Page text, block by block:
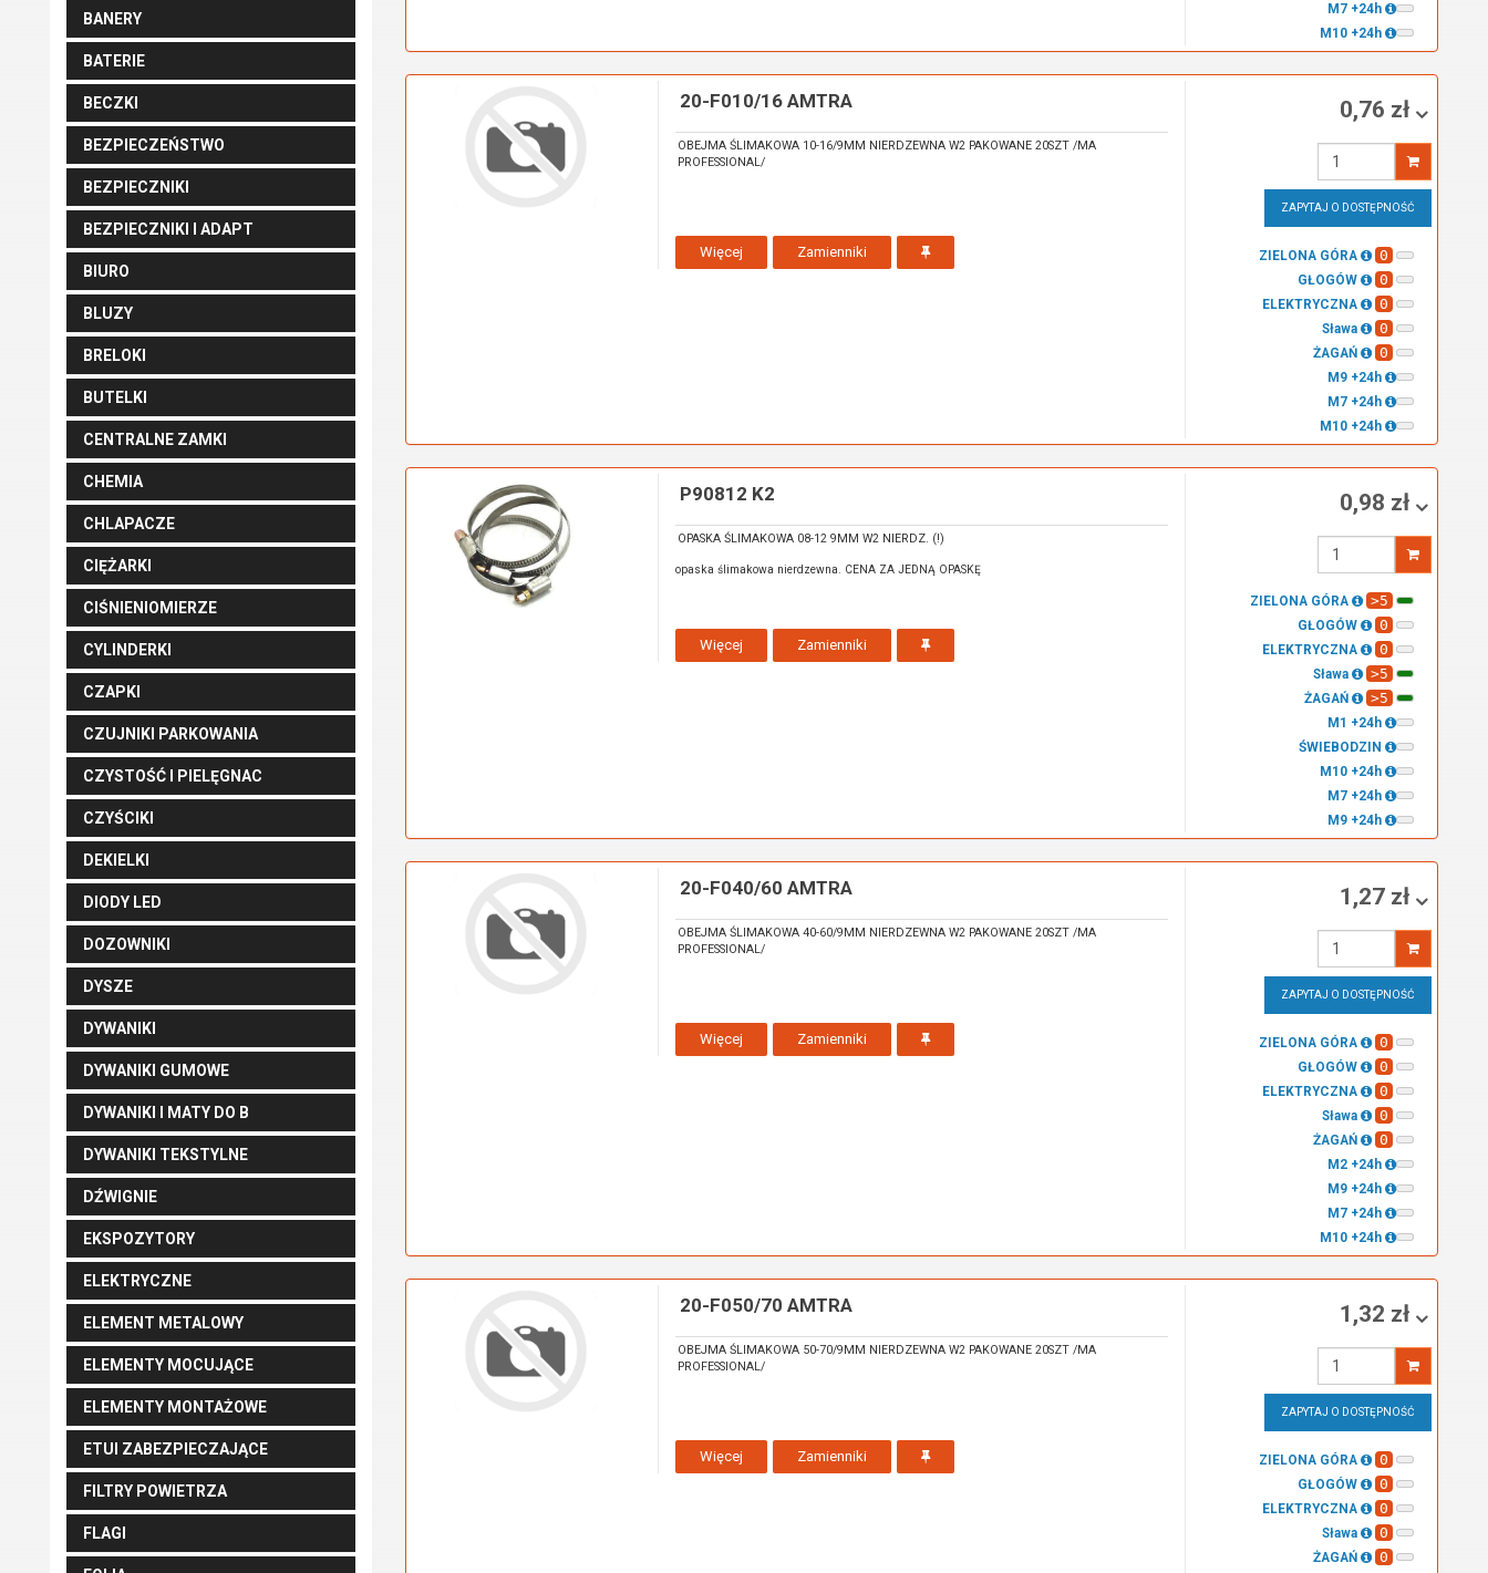
BANERY
BATERIE
BECZKI
BEZPIECZEŃSTWO
BEZPIECZNIKI
BEZPIECZNIKI I ADAPT
BIURO
BLUZY
BRELOKI
BUTELKI
CENTRALNE ZAMKI
CHEMIA
CHLAPACZE
CIĘŻARKI
CIŚNIENIOMIERZE
CYLINDERKI
CZAPKI
CZUJNIKI PARKOWANIA
CZYSTOŚĆ I PIELĘGNAC
CZYŚCIKI
DEKIELKI
DIODY LED
DOZOWNIKI
DYSZE
DYWANIKI
DYWANIKI GUMOWE
DYWANIKI I MATY DO B
DYWANIKI TEKSTYLNE
DŹWIGNIE
EKSPOZYTORY
ELEKTRYCZNE
ELEMENT METALOWY
ELEMENTY MOCUJĄCE
ELEMENTY MONTAŻOWE
ETUI ZABEZPIECZAJĄCE
FILTRY POWIETRZA
FLAGI
M7 +24h
M10 +24h
20-F010/16 AMTRA
OBEJMA ŚLIMAKOWA 10-16/9MM NIERDZEWNA W2 PAKOWANE 20SZT /MA
PROFESSIONAL/
Więcej Zamienniki
0,76 zł
Wprowadź
ZAPYTAJ O DOSTĘPNOŚĆ
ZIELONA GÓRA 0
GŁOGÓW 0
ELEKTRYCZNA 0
Sława 0
ŻAGAŃ 0
M9 +24h
M7 +24h
M10 +24h
P90812 K2
OPASKA ŚLIMAKOWA 08-12 9MM W2 NIERDZ. (!)
opaska ślimakowa nierdzewna. CENA ZA JEDNĄ OPASKĘ
Więcej Zamienniki
0,98 zł
Wprowadź
ZIELONA GÓRA >5
GŁOGÓW 0
ELEKTRYCZNA 0
Sława >5
ŻAGAŃ >5
M1 +24h
ŚWIEBODZIN
M10 +24h
M7 +24h
M9 +24h
20-F040/60 AMTRA
OBEJMA ŚLIMAKOWA 40-60/9MM NIERDZEWNA W2 PAKOWANE 20SZT /MA
PROFESSIONAL/
Więcej Zamienniki
1,27 zł
Wprowadź
ZAPYTAJ O DOSTĘPNOŚĆ
ZIELONA GÓRA 0
GŁOGÓW 0
ELEKTRYCZNA 0
Sława 0
ŻAGAŃ 0
M2 +24h
M9 +24h
M7 +24h
M10 +24h
20-F050/70 AMTRA
OBEJMA ŚLIMAKOWA 50-70/9MM NIERDZEWNA W2 PAKOWANE 20SZT /MA
PROFESSIONAL/
Więcej Zamienniki
1,32 zł
Wprowadź
ZAPYTAJ O DOSTĘPNOŚĆ
ZIELONA GÓRA 0
GŁOGÓW 0
ELEKTRYCZNA 0
Sława 0
ŻAGAŃ 0